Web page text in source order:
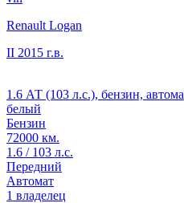
Renault Logan
II 2015 г.в.
1.6 АТ (103 л.с.), бензин,
белый
Бензин
72000 км.
1.6 / 103 л.с.
Передний
Автомат
1 владелец